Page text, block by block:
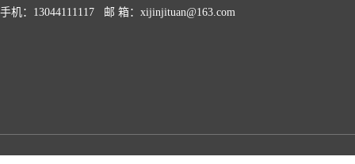
手机：13044111117 邮 箱：xijinjituan@163.com